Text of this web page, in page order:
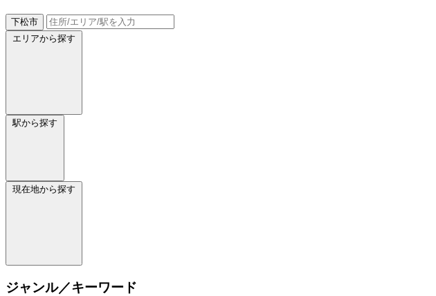
下松市
エリアから探す
駅から探す
現在地から探す
ジャンル／キーワード